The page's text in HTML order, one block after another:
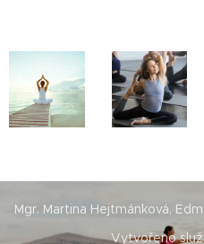
Mgr. Martina Hejtmánková,
Vytvořeno